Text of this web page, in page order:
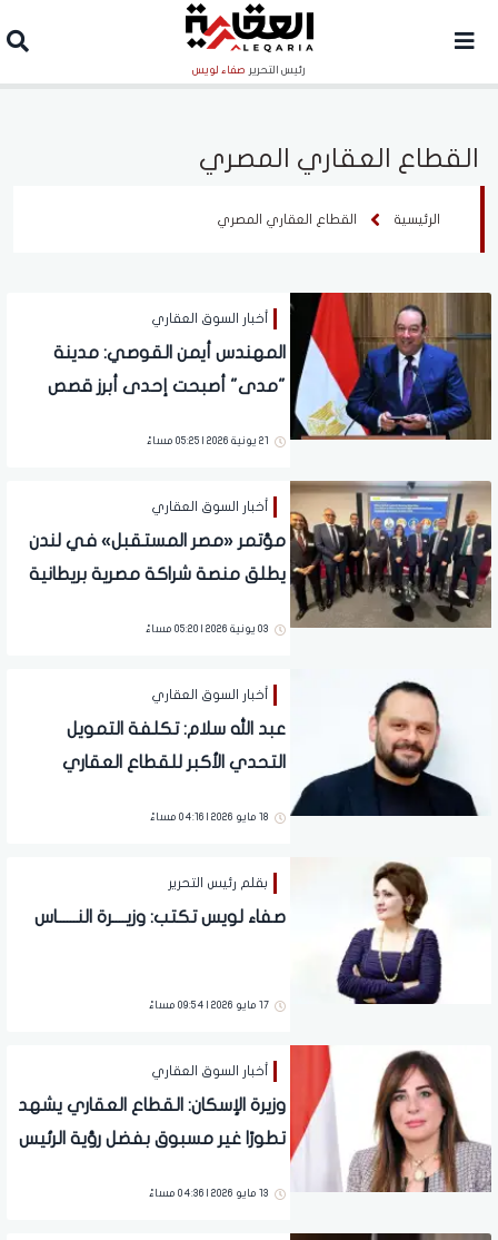
رئيس التحرير صفاء لويس
القطاع العقاري المصري
الرئيسية القطاع العقاري المصري
أخبار السوق العقاري
المهندس أيمن القوصي: مدينة
"مدى" أصبحت إحدى أبرز قصص
21 يونية 2026 | 05:25 مساءً
أخبار السوق العقاري
مؤتمر «مصر المستقبل» في لندن
يطلق منصة شراكة مصرية بريطانية
التحتية بمدن الجيل الرابع.. وإطلاق
03 يونية 2026 | 05:20 مساءً
أخبار السوق العقاري
عبد الله سلام: تكلفة التمويل
التحدي الأكبر للقطاع العقاري
جذري
18 مايو 2026 | 04:16 مساءً
بقلم رئيس التحرير
صفاء لويس تكتب: وزيــــرة النــــــاس
17 مايو 2026 | 09:54 مساءً
أخبار السوق العقاري
وزيرة الإسكان: القطاع العقاري يشهد
تطورًا غير مسبوق بفضل رؤية الرئيس
العمرانية
13 مايو 2026 | 04:36 مساءً